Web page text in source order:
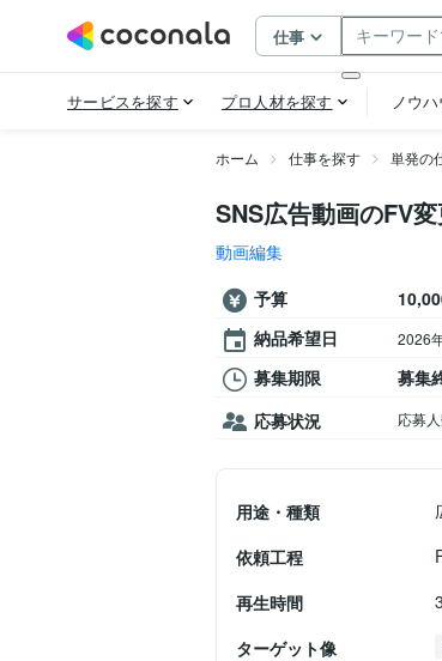
ホーム 仕事を探す 単発の
SNS広告動画のFV
動画編集
予算
納品希望日 2026
募集期限 募集
応募状況 応募
用途・種類
依頼工程
再生時間
ターゲット像